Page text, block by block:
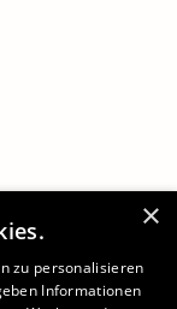
×
zu personalisieren
Informationen